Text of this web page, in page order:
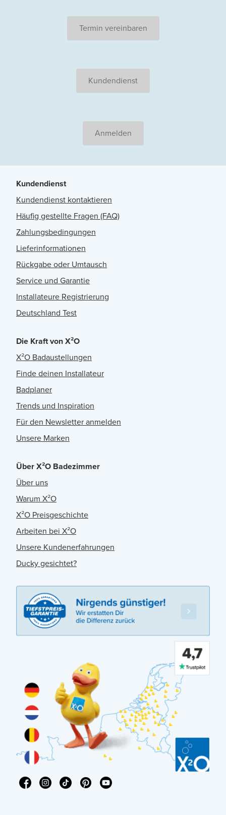
Termin vereinbaren
Kundendienst
Anmelden
Kundendienst
Kundendienst kontaktieren
Häufig gestellte Fragen (FAQ)
Zahlungsbedingungen
Lieferinformationen
Rückgabe oder Umtausch
Service und Garantie
Installateure Registrierung
Deutschland Test
Die Kraft von X²O
X²O Badaustellungen
Finde deinen Installateur
Badplaner
Trends und Inspiration
Für den Newsletter anmelden
Unsere Marken
Über X²O Badezimmer
Über uns
Warum X²O
X²O Preisgeschichte
Arbeiten bei X²O
Unsere Kundenerfahrungen
Ducky gesichtet?